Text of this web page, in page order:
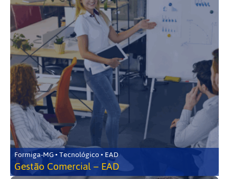
Formiga-MG • Tecnológico • EAD
Gestão Comercial – EAD